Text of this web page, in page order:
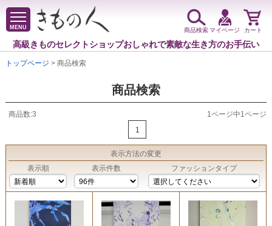
MENU
高級きものセレクトショップおしゃれで素敵な生き方のお手伝い
商品検索マイページ カート
トップページ > 商品検索
商品検索
商品数:3
1ページ中1ページ
1
表示方法の変更
表示順
表示件数 ファッションタイプ